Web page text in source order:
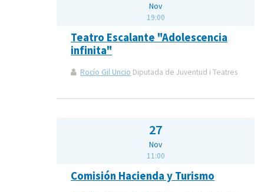
Nov
19:00
Teatro Escalante "Adolescencia
infinita"
Rocío Gil Uncio Diputada de Juventud i Teatres
27
Nov
11:00
Comisión Hacienda y Turismo